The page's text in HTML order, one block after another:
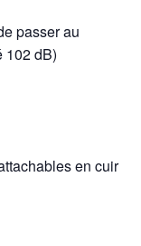
passer au
102 dB)
en cuir